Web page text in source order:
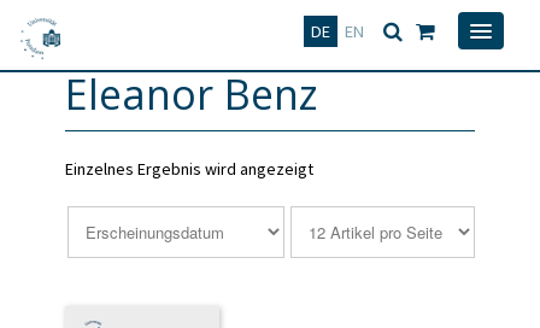
DE EN
Deutsch
Eleanor Benz
Einzelnes Ergebnis wird angezeigt